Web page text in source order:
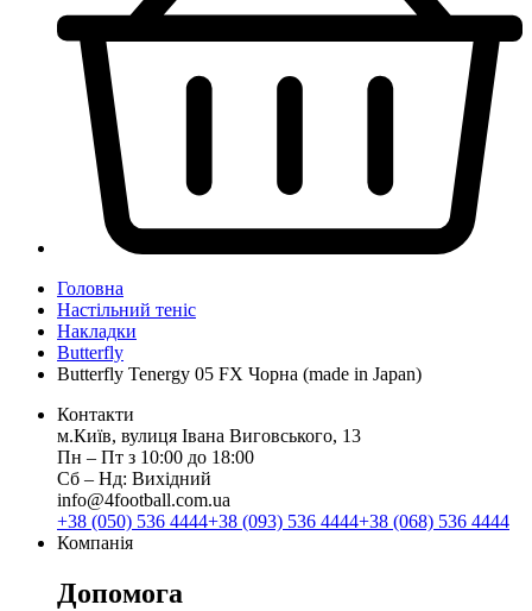
Головна
Настільний теніс
Накладки
Butterfly
Butterfly Tenergy 05 FX Чорна (made in Japan)
Контакти
м.Київ, вулиця Івана Виговського, 13
Пн ‒ Пт з 10:00 до 18:00
Сб ‒ Нд: Вихідний
info@4football.com.ua
+38 (050) 536 4444+38 (093) 536 4444+38 (068) 536 4444
Компанія
Допомога